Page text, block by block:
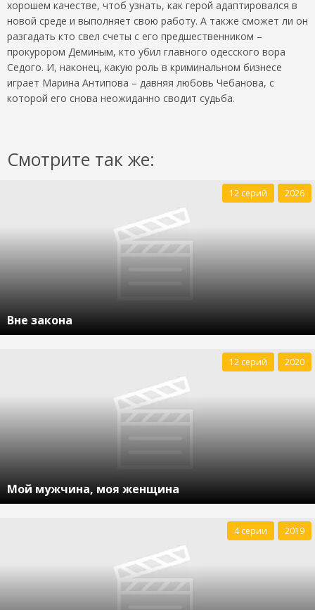
хорошем качестве, чтоб узнать, как герой адаптировался в
новой среде и выполняет свою работу. А также сможет ли он
разгадать кто свел счеты с его предшественником –
прокурором Деминым, кто убил главного одесского вора
Седого. И, наконец, какую роль в криминальном бизнесе
играет Марина Антипова – давняя любовь Чебанова, с
которой его снова неожиданно сводит судьба.
Смотрите так же:
Вне закона
12 серий 2026
Мой мужчина, моя женщина
12 серий 2020
4 серии 2019